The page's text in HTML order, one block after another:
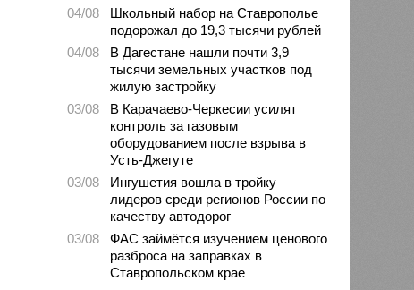
04/08
Школьный набор на Ставрополье
подорожал до 19,3 тысячи рублей
04/08
В Дагестане нашли почти 3,9
тысячи земельных участков под
жилую застройку
03/08
В Карачаево-Черкесии усилят
контроль за газовым
оборудованием после взрыва в
Усть-Джегуте
03/08
Ингушетия вошла в тройку
лидеров среди регионов России по
качеству автодорог
03/08
ФАС займётся изучением ценового
разброса на заправках в
Ставропольском крае